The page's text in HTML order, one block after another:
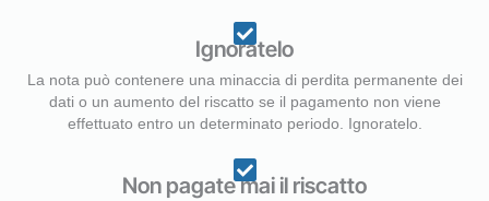
Ignoratelo
La nota può contenere una minaccia di perdita permanente dei
dati o un aumento del riscatto se il pagamento non viene
effettuato entro un determinato periodo. Ignoratelo.
Non pagate mai il riscatto